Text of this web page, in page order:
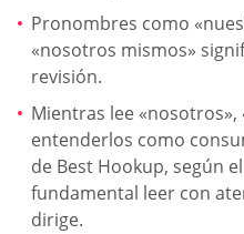
Pronombres como
«nosotros mismos»
revisión.
Mientras lee «nosotros»,
entenderlos como
de Best Hookup, según
fundamental leer con
dirige.